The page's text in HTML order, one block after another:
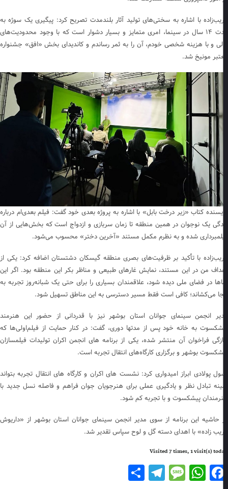
با اشاره به سختی‌های تولید آثار بلندمدت تصریح کرد: پیگیری یک سوژه به
مدت ۱۴ سال در سینما، امری متمایز و بسیار دشوار است که با وجود محدودیت‌های
و با هزینه شخصی خودم، آن را به ثمر رساندم و کاندیدای بخش «افق» جشنواره
مونیخ شد.
کتاب «زیر درخت بابل» با اشاره به پروژه بعدی خود گفت: فیلم بعدی‌ام درباره
یک نوجوان در همین منطقه تا زمان سربازی و ازدواج است که بخش‌هایی از آن
شده و به نظرم مکمل مستند «آخرین دختر» محسوب می‌شود.
با تأکید بر ظرفیت‌های بصری منطقه گیسکان دشتستان اضافه کرد: یکی از
من در این مستند، نمایش غارهای طبیعی و مناظر بکر این منطقه بود. اگر این
در فضای ملی دیده شود، علاقمندان بسیاری را برای حتی یک شبانه‌روز تجربه به
می‌کشاند؛ کافی است فقط مسیر دسترسی به این مناطق تسهیل شود.
انجمن سینمای جوانان استان بوشهر نیز با قدردانی از حضور این هنرمند
به خانه خود پس از مدتها دوری، گفت: در کنار حمایت از فیلم‌اولی‌ها که
فراخوان آن منتشر شده، یکی از برنامه های انجمن اکران تولیدات فیلمسازان
بوشهر و برگزاری کارگاه‌های انتقال تجربه است.
پولادی ابراز امیدواری کرد: نشست های اکران و کارگاه های انتقال تجربه بتواند
تبادل نظر و یادگیری عملی برای هنرجویان جوان فراهم و فاصله نسل جدید با
پیشکسوت و با تجربه کم شود.
حاشیه این برنامه از سوی مدیر انجمن سینمای جوانان استان بوشهر از «داریوش
زاده» با اهدای دسته گل و لوح سپاس تقدیر شد.
Visited 7 times, 1 visit(s)
Facebook
WhatsApp
Message
Telegram
Share